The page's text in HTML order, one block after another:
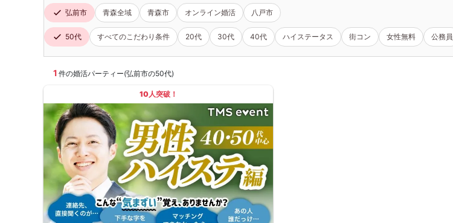
弘前市 青森全域 青森市 オンライン婚活 八戸市
50代 すべてのこだわり条件 20代 30代 40代 ハイステータス 街コン 女性無料 公務員
1 件の婚活パーティー(弘前市の50代)
10人突破！